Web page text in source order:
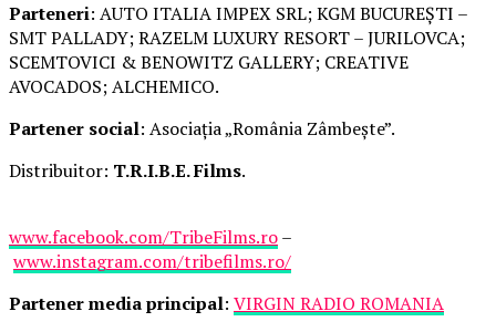
Parteneri: AUTO ITALIA IMPEX SRL; KGM BUCUREȘTI –
SMT PALLADY; RAZELM LUXURY RESORT – JURILOVCA;
SCEMTOVICI & BENOWITZ GALLERY; CREATIVE
AVOCADOS; ALCHEMICO.
Partener social: Asociația „România Zâmbește”.
Distribuitor: T.R.I.B.E. Films.
www.facebook.com/TribeFilms.ro–
www.instagram.com/tribefilms.ro/
Partener media principal: VIRGIN RADIO ROMANIA